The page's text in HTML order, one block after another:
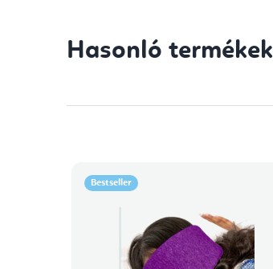
Hasonló termékek
Bestseller